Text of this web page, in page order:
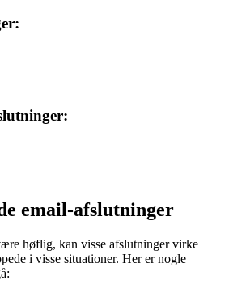
email-afslutninger
høflig, kan visse afslutninger virke
i visse situationer. Her er nogle